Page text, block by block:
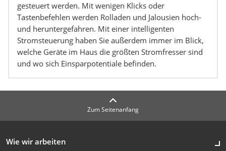
gesteuert werden. Mit wenigen Klicks oder
Tastenbefehlen werden Rolladen und Jalousien hoch-
und heruntergefahren. Mit einer intelligenten
Stromsteuerung haben Sie außerdem immer im Blick,
welche Geräte im Haus die größten Stromfresser sind
und wo sich Einsparpotentiale befinden.
Zum Seitenanfang
Wie wir arbeiten